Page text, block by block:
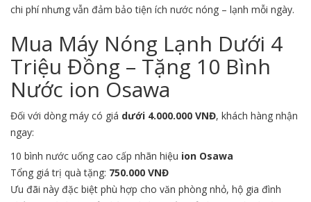
chi phí nhưng vẫn đảm bảo tiện ích nước nóng – lạnh mỗi ngày.
Mua Máy Nóng Lạnh Dưới 4
Triệu Đồng – Tặng 10 Bình
Nước ion Osawa
Đối với dòng máy có giá dưới 4.000.000 VNĐ, khách hàng nhận
ngay:
10 bình nước uống cao cấp nhãn hiệu ion Osawa
Tổng giá trị quà tặng: 750.000 VNĐ
Ưu đãi này đặc biệt phù hợp cho văn phòng nhỏ, hộ gia đình